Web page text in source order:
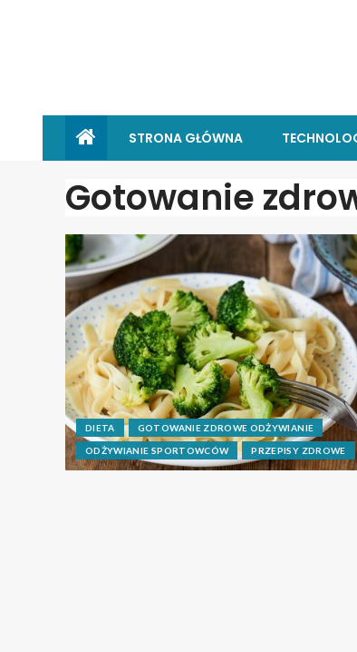
STRONA GŁÓWNA
Gotowanie
DIETA GOTOWANIE ZDROWE ODŻYWIANIE
ODŻYWIANIE SPORTOWCÓW PRZEPISY ZDROWE